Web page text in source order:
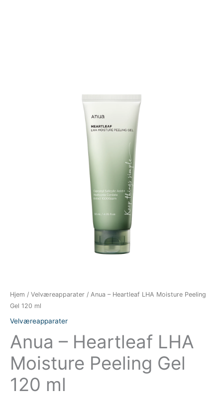
Hjem / Velværeapparater / Anua – Heartleaf LHA Moisture Peeling
Gel 120 ml
Velværeapparater
Anua – Heartleaf LHA
Moisture Peeling Gel
120 ml